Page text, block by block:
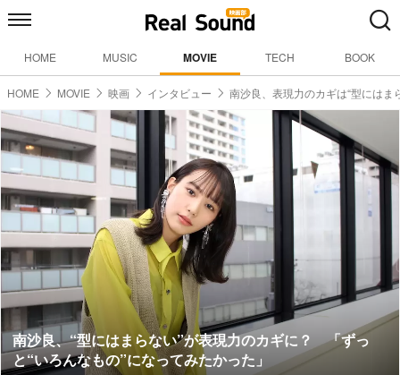
HOME MUSIC MOVIE TECH BOOK
HOME MOVIE 映画 インタビュー 南沙良、表現力のカギは“型にはま
南沙良、“型にはまらない”が表現力のカギに？ 「ずっ
と“いろんなもの”になってみたかった」